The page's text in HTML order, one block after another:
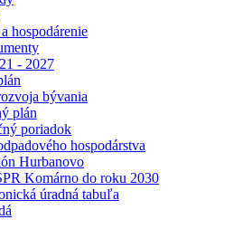
hospodárenie
- 2027
bývania
plán
poriadok
hospodárstva
Hurbanovo
Komárno do roku 2030
úradná tabuľa